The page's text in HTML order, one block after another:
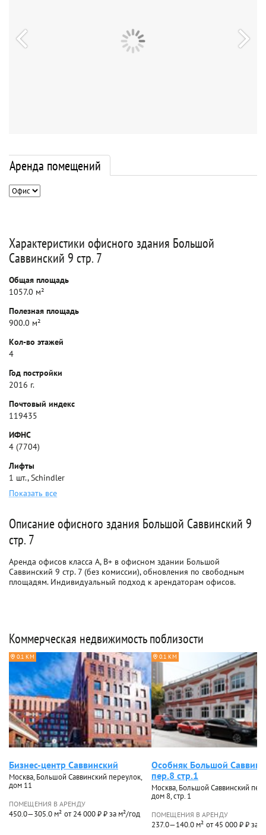
Аренда помещений
Характеристики офисного здания Большой
Саввинский 9 стр. 7
Общая площадь
1057.0 м²
Полезная площадь
900.0 м²
Кол-во этажей
4
Год постройки
2016 г.
Почтовый индекс
119435
ИФНС
4 (7704)
Лифты
1 шт., Schindler
Показать все
Описание офисного здания Большой Саввинский 9
стр. 7
Аренда офисов класса A, B+ в офисном здании Большой
Саввинский 9 стр. 7 (без комиссии), обновления по свободным
площадям. Индивидуальный подход к арендаторам офисов.
Коммерческая недвижимость поблизости
0.1 КМ
Бизнес-центр Саввинский
Москва, Большой Саввинский переулок,
дом 11
ПОМЕЩЕНИЯ В АРЕНДУ
450.0—305.0 м² от 24 000 ₽ ₽ за м²/год
0.1 КМ
Особняк Большой
пер.8 стр.1
Москва, Большой Саввинский
дом 8, стр. 1
ПОМЕЩЕНИЯ В АРЕНДУ
237.0—140.0 м² от 45 000 ₽ ₽ за